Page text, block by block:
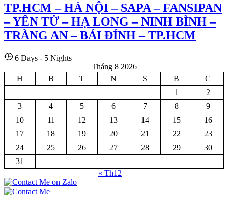
TP.HCM – HÀ NỘI – SAPA – FANSIPAN
– YÊN TỬ – HẠ LONG – NINH BÌNH –
TRÀNG AN – BÁI ĐÍNH – TP.HCM
6 Days - 5 Nights
Tháng 8 2026
H
B T N S B
C
1
2
3
4 5 6 7 8
9
10
11 12 13 14 15
16
17
18 19 20 21 22
23
24
25 26 27 28 29
30
31
« Th12